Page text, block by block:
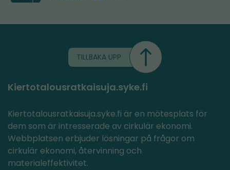
TILLBAKA UPP
Kiertotalousratkaisuja.syke.fi
Kiertotalousratkaisuja.syke.fi är en mötesplats för
dem som är intresserade av cirkulär ekonomi.
Webbplatsen erbjuder lösningar på frågor om
cirkulär ekonomi, återvinning och
materialeffektivitet.